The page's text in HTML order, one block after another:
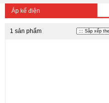
Áp kế điện
1 sản phẩm